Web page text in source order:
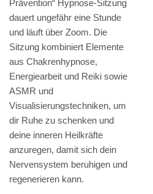
Prävention“ Hypnose-Sitzung
dauert ungefähr eine Stunde
und läuft über Zoom. Die
Sitzung kombiniert Elemente
aus Chakrenhypnose,
Energiearbeit und Reiki sowie
ASMR und
Visualisierungstechniken, um
dir Ruhe zu schenken und
deine inneren Heilkräfte
anzuregen, damit sich dein
Nervensystem beruhigen und
regenerieren kann.